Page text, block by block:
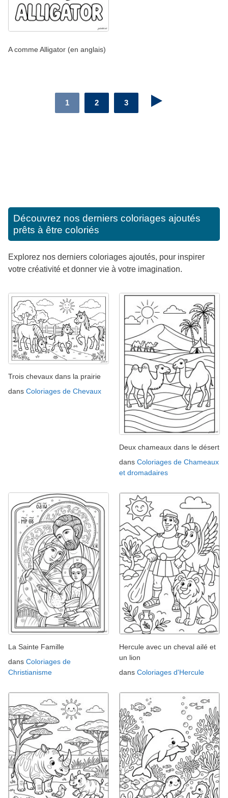
A comme Alligator (en anglais)
1 2 3
Découvrez nos derniers coloriages ajoutés
prêts à être coloriés
Explorez nos derniers coloriages ajoutés, pour inspirer
votre créativité et donner vie à votre imagination.
Trois chevaux dans la prairie
dans Coloriages de Chevaux
Deux chameaux dans le désert
dans Coloriages de Chameaux
et dromadaires
La Sainte Famille
dans Coloriages de
Christianisme
Hercule avec un cheval ailé et
un lion
dans Coloriages d'Hercule